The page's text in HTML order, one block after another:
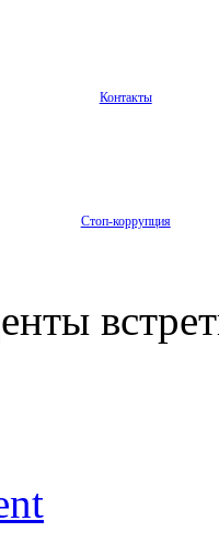
Контакты
Стоп-коррупция